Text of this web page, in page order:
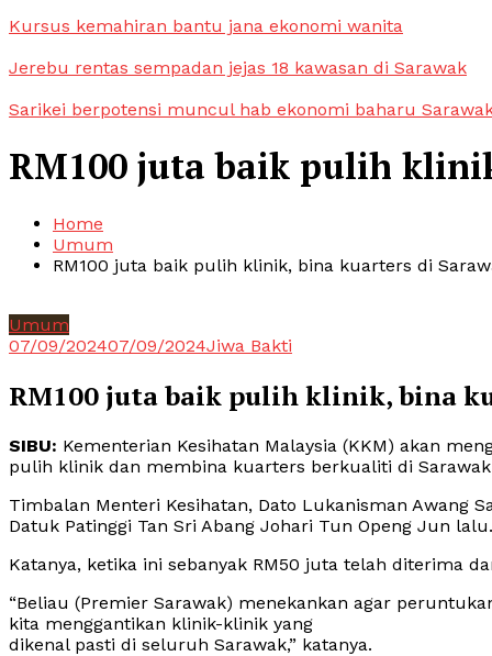
Kursus kemahiran bantu jana ekonomi wanita
Jerebu rentas sempadan jejas 18 kawasan di Sarawak
Sarikei berpotensi muncul hab ekonomi baharu
RM100 juta baik pulih
Home
Umum
RM100 juta baik pulih klinik, bina kuarters di
Umum
07/09/202407/09/2024Jiwa Bakti
RM100 juta baik pulih klinik, bina
SIBU: Kementerian Kesihatan Malaysia (KKM) akan
pulih klinik dan membina kuarters berkualiti di
Timbalan Menteri Kesihatan, Dato Lukanisman Awang
Datuk Patinggi Tan Sri Abang Johari Tun Openg Jun lalu.
Katanya, ketika ini sebanyak RM50 juta telah diterima
“Beliau (Premier Sarawak) menekankan agar
kita menggantikan klinik-klinik yang
dikenal pasti di seluruh Sarawak,” katanya.